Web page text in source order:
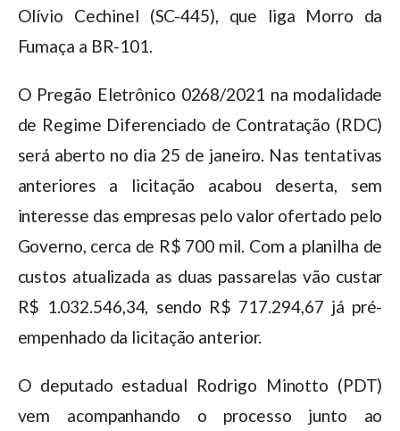
Olívio Cechinel (SC-445), que liga Morro da
Fumaça a BR-101.
O Pregão Eletrônico 0268/2021 na modalidade
de Regime Diferenciado de Contratação (RDC)
será aberto no dia 25 de janeiro. Nas tentativas
anteriores a licitação acabou deserta, sem
interesse das empresas pelo valor ofertado pelo
Governo, cerca de R$ 700 mil. Com a planilha de
custos atualizada as duas passarelas vão custar
R$ 1.032.546,34, sendo R$ 717.294,67 já pré-
empenhado da licitação anterior.
O deputado estadual Rodrigo Minotto (PDT)
vem acompanhando o processo junto ao